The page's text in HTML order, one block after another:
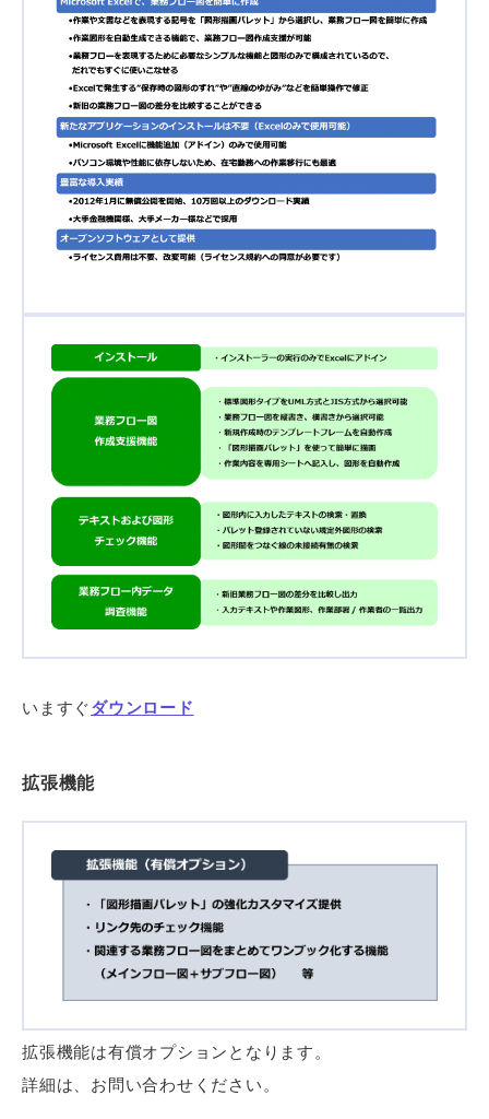
いますぐダウンロード
拡張機能
拡張機能は有償オプションとなります。
詳細は、お問い合わせください。